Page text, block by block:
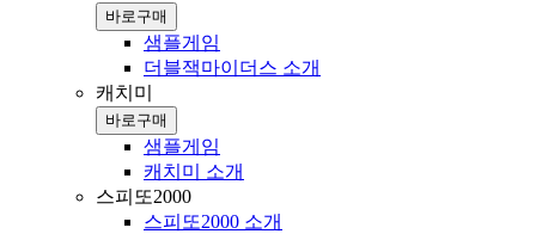
바로구매
샘플게임
더블잭마이더스 소개
캐치미
바로구매
샘플게임
캐치미 소개
스피또2000
스피또2000 소개